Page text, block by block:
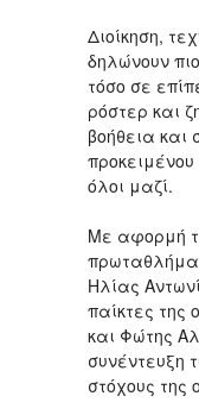
Διοίκηση,
δηλώνουν
τόσο σε
ρόστερ και
βοήθεια
όλοι μαζί.
Με αφορμή
Ηλίας
παίκτες
και Φώτης
συνέντευξη
στόχους της